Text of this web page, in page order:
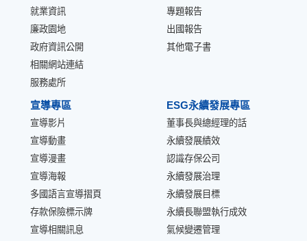
就業資訊
廉政園地
政府資訊公開
相關網站連結
服務處所
專題報告
出國報告
其他電子書
宣導專區
宣導影片
宣導動畫
宣導漫畫
宣導海報
多國語言宣導摺頁
存款保險標示牌
宣導相關訊息
ESG永續發展專區
董事長與總經理的話
永續發展績效
認識存保公司
永續發展治理
永續發展目標
永續長聯盟執行成效
氣候變遷管理